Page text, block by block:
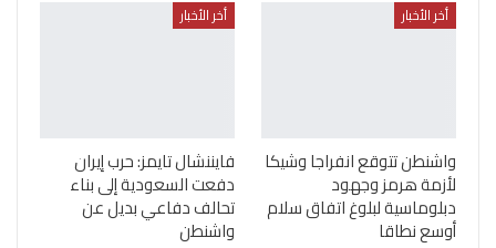
أخر الأخبار
واشنطن تتوقع انفراجا وشيكا
لأزمة هرمز وجهود
دبلوماسية لبلوغ اتفاق سلام
أوسع نطاقا
أخر الأخبار
فايننشال تايمز: حرب إيران
دفعت السعودية إلى بناء
تحالف دفاعي بديل عن
واشنطن